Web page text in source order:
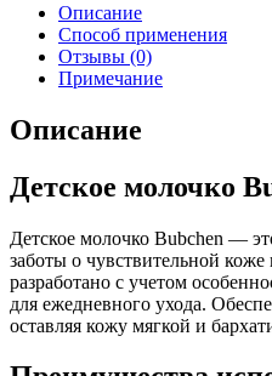
Описание
Способ применения
Отзывы (0)
Примечание
Описание
Детское молочко
Детское молочко Bubchen —
заботы о чувствительной
разработано с учетом
для ежедневного ухода.
оставляя кожу мягкой и